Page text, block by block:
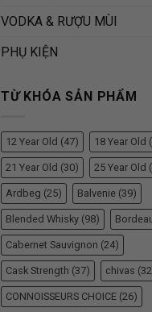
VODKA & RƯỢU MÙI
PHỤ KIỆN
TỪ KHÓA SẢN PHẨM
12 Year Old (47) 18 Year Old
21 Year Old (30) 25 Year Old
Ardbeg (25) Balvenie (39)
Blended Whisky (98)
Cabernet Sauvignon (24)
Cask Strength (37) chivas
CONNOISSEURS CHOICE (26)